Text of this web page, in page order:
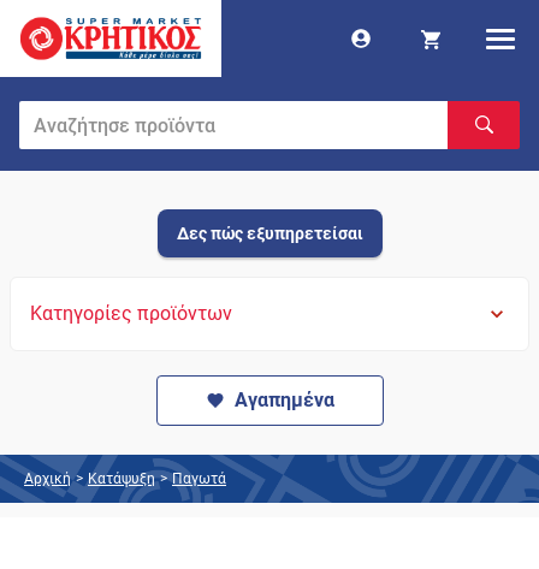
Δες πώς εξυπηρετείσαι
Κατηγορίες προϊόντων
Αγαπημένα
Αρχική > Κατάψυξη > Παγωτά